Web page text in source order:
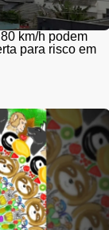
km/h podem
para risco em